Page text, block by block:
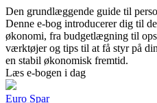
Den grundlæggende guide til
Denne e-bog introducerer dig til
økonomi, fra budgetlægning til
værktøjer og tips til at få styr på
en stabil økonomisk fremtid.
Læs e-bogen i dag
Euro Spar